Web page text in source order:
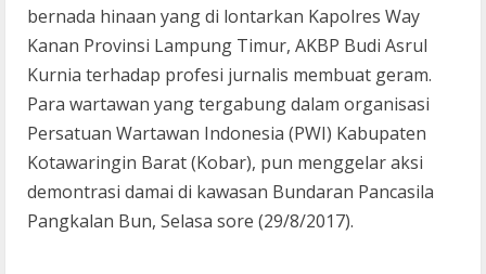
bernada hinaan yang di lontarkan Kapolres Way
Kanan Provinsi Lampung Timur, AKBP Budi Asrul
Kurnia terhadap profesi jurnalis membuat geram.
Para wartawan yang tergabung dalam organisasi
Persatuan Wartawan Indonesia (PWI) Kabupaten
Kotawaringin Barat (Kobar), pun menggelar aksi
demontrasi damai di kawasan Bundaran Pancasila
Pangkalan Bun, Selasa sore (29/8/2017).